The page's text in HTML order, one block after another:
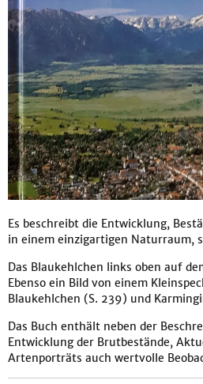
Es beschreibt die Entwicklung,
in einem einzigartigen Naturraum,
Das Blaukehlchen links oben auf
Ebenso ein Bild von einem
Blaukehlchen (S. 239) und
Das Buch enthält neben der
Entwicklung der Brutbestände,
Artenporträts auch wertvolle